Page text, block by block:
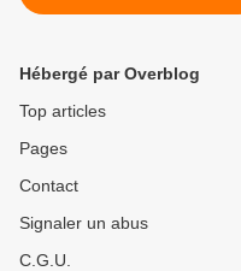
fleurissent sur les pare-
Hébergé par Overblog
Top articles
Pages
Contact
Signaler un abus
C.G.U.